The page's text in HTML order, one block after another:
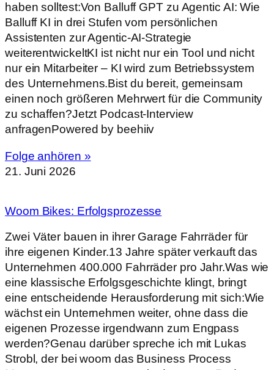
haben solltest:Von Balluff GPT zu Agentic AI: Wie
Balluff KI in drei Stufen vom persönlichen
Assistenten zur Agentic-AI-Strategie
weiterentwickeltKI ist nicht nur ein Tool und nicht
nur ein Mitarbeiter – KI wird zum Betriebssystem
des Unternehmens.Bist du bereit, gemeinsam
einen noch größeren Mehrwert für die Community
zu schaffen?Jetzt Podcast-Interview
anfragenPowered by beehiiv
Folge anhören »
21. Juni 2026
Woom Bikes: Erfolgsprozesse
Zwei Väter bauen in ihrer Garage Fahrräder für
ihre eigenen Kinder.13 Jahre später verkauft das
Unternehmen 400.000 Fahrräder pro Jahr.Was wie
eine klassische Erfolgsgeschichte klingt, bringt
eine entscheidende Herausforderung mit sich:Wie
wächst ein Unternehmen weiter, ohne dass die
eigenen Prozesse irgendwann zum Engpass
werden?Genau darüber spreche ich mit Lukas
Strobl, der bei woom das Business Process